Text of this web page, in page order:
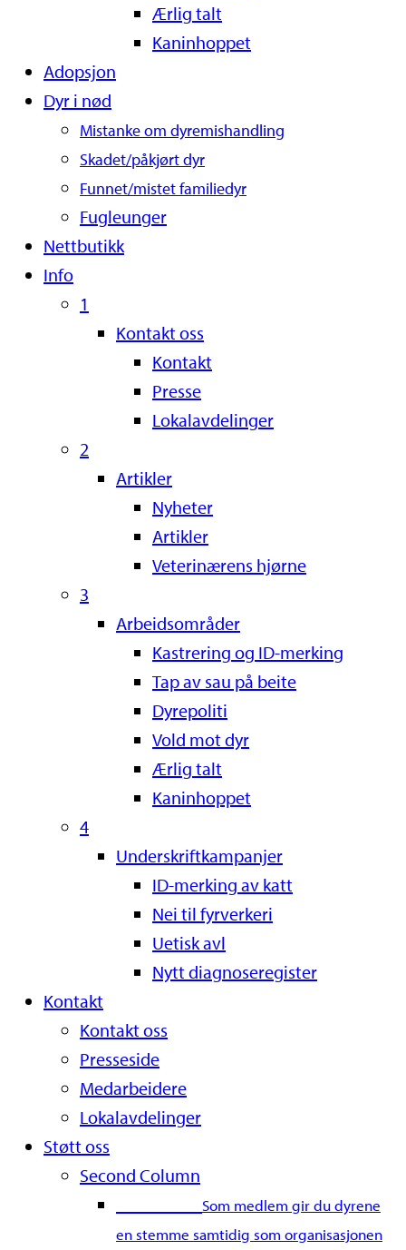
Ærlig talt
Kaninhoppet
Adopsjon
Dyr i nød
Mistanke om dyremishandling
Skadet/påkjørt dyr
Funnet/mistet familiedyr
Fugleunger
Nettbutikk
Info
1
Kontakt oss
Kontakt
Presse
Lokalavdelinger
2
Artikler
Nyheter
Artikler
Veterinærens hjørne
3
Arbeidsområder
Kastrering og ID-merking
Tap av sau på beite
Dyrepoliti
Vold mot dyr
Ærlig talt
Kaninhoppet
4
Underskriftkampanjer
ID-merking av katt
Nei til fyrverkeri
Uetisk avl
Nytt diagnoseregister
Kontakt
Kontakt oss
Presseside
Medarbeidere
Lokalavdelinger
Støtt oss
Second Column
Som medlem gir du dyrene
en stemme samtidig som organisasjonen